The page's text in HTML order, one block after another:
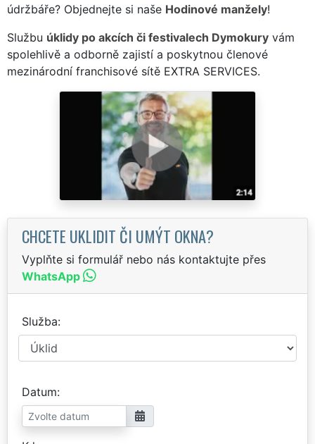
údržbáře? Objednejte si naše Hodinové manžely!
Službu úklidy po akcích či festivalech Dymokury vám
spolehlivě a odborně zajistí a poskytnou členové
mezinárodní franchisové sítě EXTRA SERVICES.
CHCETE UKLIDIT ČI UMÝT OKNA?
Vyplňte si formulář nebo nás kontaktujte přes
WhatsApp
Služba
Datum